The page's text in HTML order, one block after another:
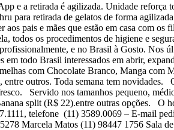
e a retirada é agilizada. Unidade reforça
para retirada de gelatos de forma
pais e mães que estão em casa com os
todos os procedimentos de higiene e
e no Brasil à Gosto. Nos
em todo Brasil interessados em abrir,
com Chocolate Branco, Manga com
outros. Toda semana tem novidades.
Servido nos tamanhos pequeno,
split (R$ 22).entre outras opções. O
telefone (11) 3589.0069 – E-mail
Marcela Matos (11) 98447 1756 Sala